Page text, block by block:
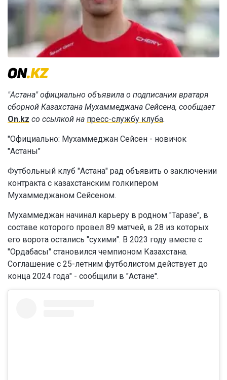
"Астана" официально объявила о подписании вратаря
сборной Казахстана Мухаммеджана Сейсена, сообщает
On.kz со ссылкой на пресс-службу клуба.
"Официально: Мухаммеджан Сейсен - новичок
"Астаны"
Футбольный клуб "Астана" рад объявить о заключении
контракта с казахстанским голкипером
Мухаммеджаном Сейсеном.
Мухаммеджан начинал карьеру в родном "Таразе", в
составе которого провел 89 матчей, в 28 из которых
его ворота остались "сухими". В 2023 году вместе с
"Ордабасы" становился чемпионом Казахстана.
Соглашение с 25-летним футболистом действует до
конца 2024 года" - сообщили в "Астане".